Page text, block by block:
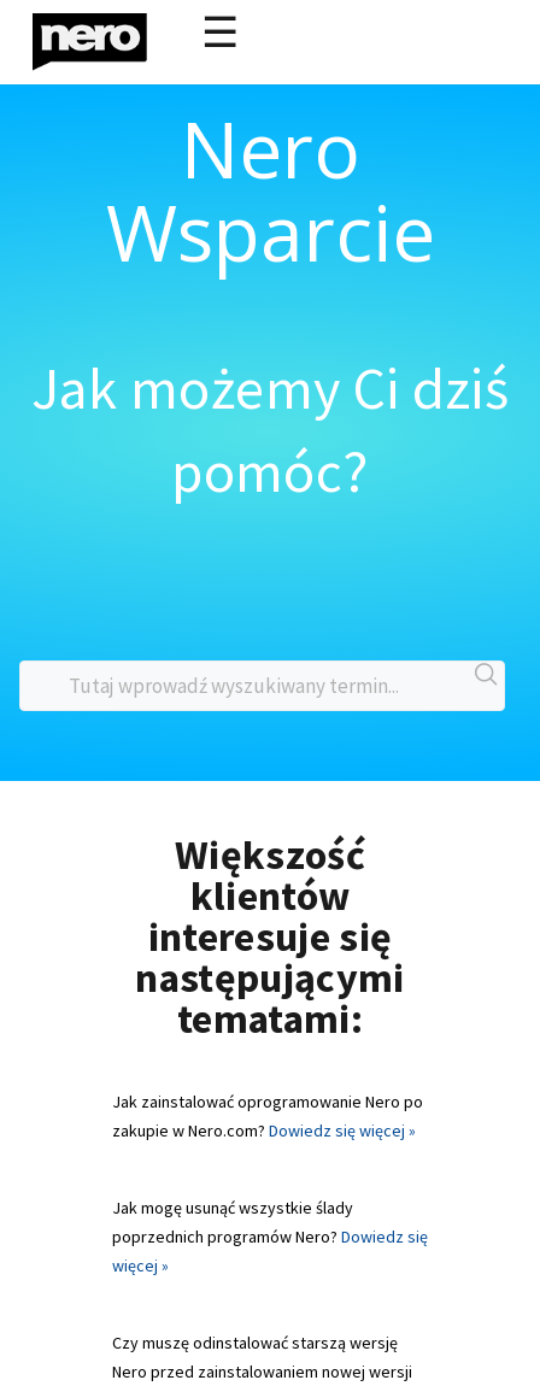
☰
Nero
Wsparcie
Jak możemy Ci dziś
pomóc?
Większość
klientów
interesuje się
następującymi
tematami:
Jak zainstalować oprogramowanie Nero po
zakupie w Nero.com? Dowiedz się więcej »
Jak mogę usunąć wszystkie ślady
poprzednich programów Nero? Dowiedz się
więcej »
Czy muszę odinstalować starszą wersję
Nero przed zainstalowaniem nowej wersji